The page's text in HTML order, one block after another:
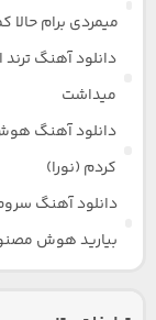
میمردی برام
دانلود آهنگ
میداشت
دانلود آهنگ
کردم (نورا)
دانلود آهنگ
بیارید هوش